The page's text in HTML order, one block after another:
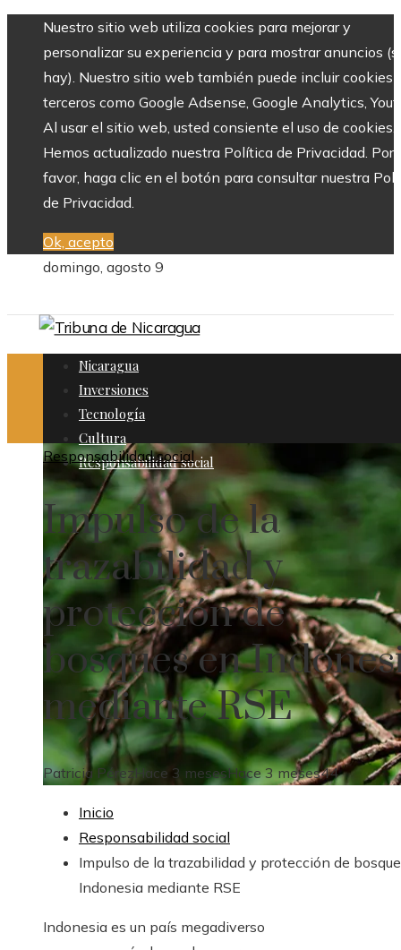
Nuestro sitio web utiliza cookies para mejorar y
personalizar su experiencia y para mostrar anuncios
hay). Nuestro sitio web también puede incluir cookies
terceros como Google Adsense, Google Analytics,
Al usar el sitio web, usted consiente el uso de cookies.
Hemos actualizado nuestra Política de Privacidad. Por
favor, haga clic en el botón para consultar nuestra
de Privacidad.
Ok, acepto
domingo, agosto 9
Nicaragua
Inversiones
Tecnología
Cultura
Responsabilidad social
Responsabilidad social
Impulso de la
trazabilidad y
protección de
bosques en
mediante RSE
Patricia PérezHace 3 mesesHace 3 meses44
Inicio
Responsabilidad social
Impulso de la trazabilidad y protección de
Indonesia mediante RSE
Indonesia es un país megadiverso